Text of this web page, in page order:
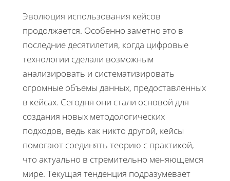
Эволюция использования кейсов
продолжается. Особенно заметно это в
последние десятилетия, когда цифровые
технологии сделали возможным
анализировать и систематизировать
огромные объемы данных, предоставленных
в кейсах. Сегодня они стали основой для
создания новых методологических
подходов, ведь как никто другой, кейсы
помогают соединять теорию с практикой,
что актуально в стремительно меняющемся
мире. Текущая тенденция подразумевает